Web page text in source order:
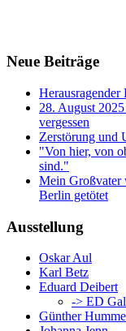
Neue Beiträge
28. August
vergessen
Zerstörung und
"Von hier, von
sind."
Mein Großvater
Berlin getötet
Ausstellung
Oskar Aul
Karl Betz
Eduard Deibert
-> ED
Günther